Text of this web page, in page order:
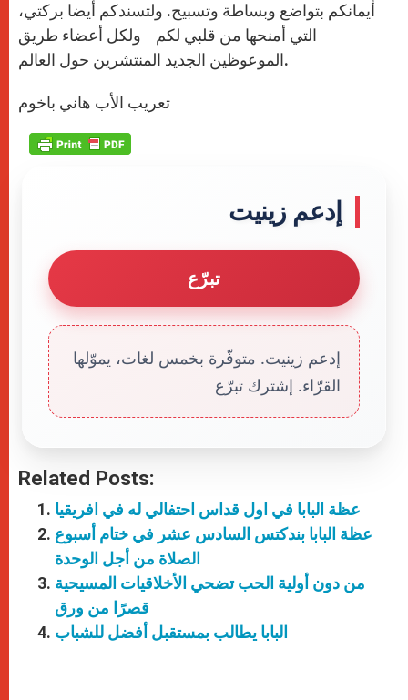
أيمانكم بتواضع وبساطة وتسبيح. ولتسندكم أيضا بركتي،
التي أمنحها من قلبي لكم ولكل أعضاء طريق
الموعوظين الجديد المنتشرين حول العالم.
تعريب الأب هاني باخوم
إدعم زينيت
تبرّع
إدعم زينيت. متوفّرة بخمس لغات، يموّلها
القرّاء. إشترك تبرّع
Related Posts:
عظة البابا في اول قداس احتفالي له في افريقيا
عظة البابا بندكتس السادس عشر في ختام أسبوع
الصلاة من أجل الوحدة
من دون أولية الحب تضحي الأخلاقيات المسيحية
قصرًا من ورق
البابا يطالب بمستقبل أفضل للشباب